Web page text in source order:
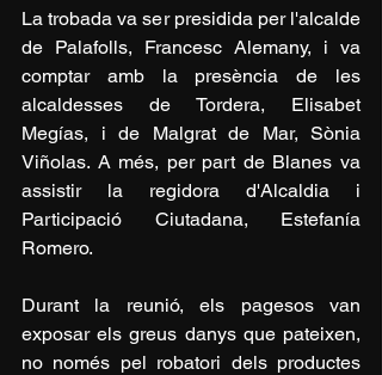
La trobada va ser presidida per l'alcalde
de Palafolls, Francesc Alemany, i va
comptar amb la presència de les
alcaldesses de Tordera, Elisabet
Megías, i de Malgrat de Mar, Sònia
Viñolas. A més, per part de Blanes va
assistir la regidora d'Alcaldia i
Participació Ciutadana, Estefanía
Romero.
Durant la reunió, els pagesos van
exposar els greus danys que pateixen,
no només pel robatori dels productes